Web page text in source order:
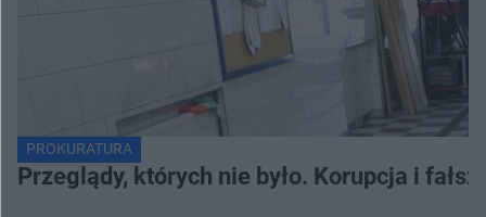
PROKURATURA
Przeglądy, których nie było. Korupcja i